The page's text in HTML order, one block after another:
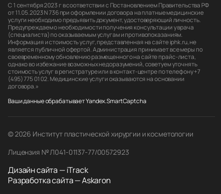
С 1 сентября 2023 г в соответствии с Постановлением Правительства РФ
от 11.05.2023 N 736 при оформлении договора на платные медицинские
услуги необходимо предъявить документ, удостоверяющий личность.
Предупреждаем о необходимости получения консультации у врача
(специалиста) по оказываемым услугам и противопоказаниям.
Информация и стоимость услуг, представленная на сайте iphk.ru, не
является публичной офертой. Администрация принимает все меры по
своевременному обновлению размещенного на сайте прайс-листа,
однако во избежание возможных недоразумений, советуем уточнять
стоимость услуг в регистратуре или в контакт-центре по телефону +7
(495) 775 01 02. Медицинские услуги оказываются на основании
договора.»
Ваши данные обрабатывает Yandex.SmartCaptcha
© 2026 Институт пластической хирургии и косметологии
Лицензия № Л041-01137-77/00572923
Дизайн сайта — iTrack
Разработка сайта — Askaron